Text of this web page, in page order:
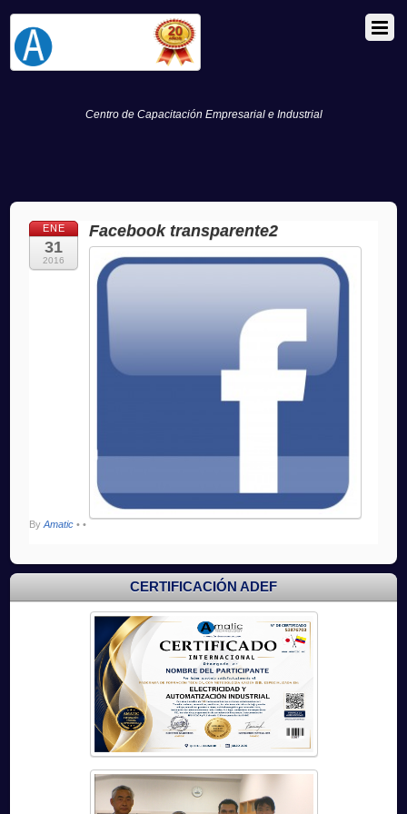
Centro de Capacitación Empresarial e Industrial
ENE
31
2016
Facebook transparente2
ByAmatic • •
CERTIFICACIÓN ADEF